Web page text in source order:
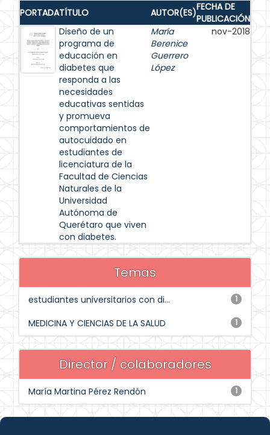
PORTADATÍTULO AUTOR(ES)FECHA DE
PUBLICACIÓN
Diseño de un
programa de
educación en
diabetes que
responda a las
necesidades
educativas sentidas
y promueva
comportamientos de
autocuidado en
estudiantes de
licenciatura de la
Facultad de Ciencias
Naturales de la
Universidad
Autónoma de
Querétaro que viven
con diabetes.
María
Berenice
Guerrero
López
nov-2018
Temas
1
estudiantes universitarios con di...
1
MEDICINA Y CIENCIAS DE LA SALUD
Director / colaboradores
1
María Martina Pérez Rendón